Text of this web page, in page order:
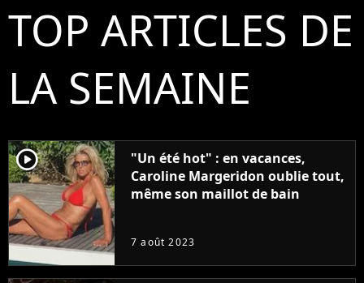
TOP ARTICLES DE
LA SEMAINE
player2
"Un été hot" : en vacances,
Caroline Margeridon oublie tout,
même son maillot de bain
7 août 2023